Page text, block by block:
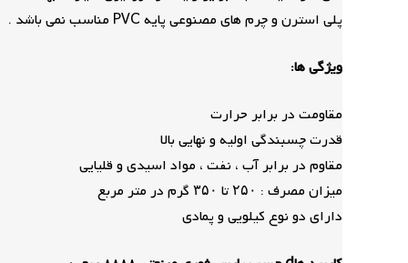
پلی استرن و چرم های مصنوعی پایه PVC مناسب نمی باشد .
ویژگی ها:
مقاومت در برابر حرارت
قدرت چسبندگی اولیه و نهایی بالا
مقاوم در برابر آب ، نفت ، مواد اسیدی و قلیایی
میزان مصرف : ۲۵۰ تا ۳۵۰ گرم در متر مربع
دارای دو نوع کیلویی و پمادی